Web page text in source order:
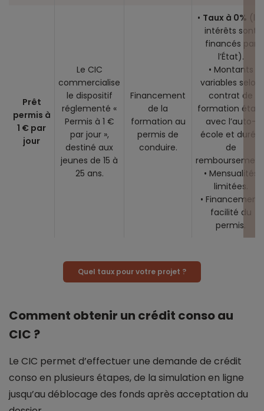
Prêt
permis à
1 € par
jour
Le CIC
commercialise
le dispositif
réglementé «
Permis à 1 €
par jour »,
destiné aux
jeunes de 15 à
25 ans.
Financement
de la
formation au
permis de
conduire.
• Taux à 0% (les
intérêts sont
financés par
l’État).
• Montants
variables selon
contrat de
formation établi
avec l’auto-
école et durée
de
• Mensualités
limitées.
• Financement
facilité du
permis.
Quel taux pour votre projet ?
Comment obtenir un crédit conso au
CIC ?
Le CIC permet d’effectuer une demande de crédit
conso en plusieurs étapes, de la simulation en ligne
jusqu’au déblocage des fonds après acceptation du